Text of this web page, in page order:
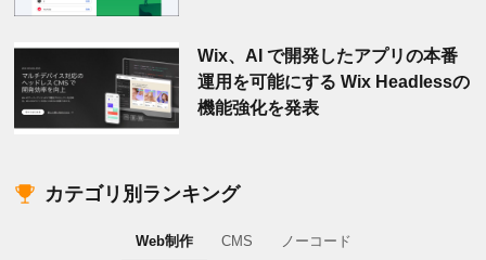
Wix、AI で開発したアプリの本番
運用を可能にする Wix Headlessの
機能強化を発表
カテゴリ別ランキング
Web制作 CMS ノーコード